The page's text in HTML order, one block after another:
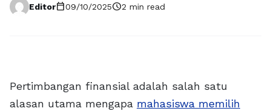
Editorcalendar_today09/10/2025schedule2 min read
Pertimbangan finansial adalah salah satu
alasan utama mengapa mahasiswa memilih